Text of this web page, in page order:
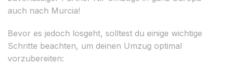
auch nach Murcia!
Bevor es jedoch losgeht, solltest du einige wichtige
Schritte beachten, um deinen Umzug optimal
vorzubereiten: